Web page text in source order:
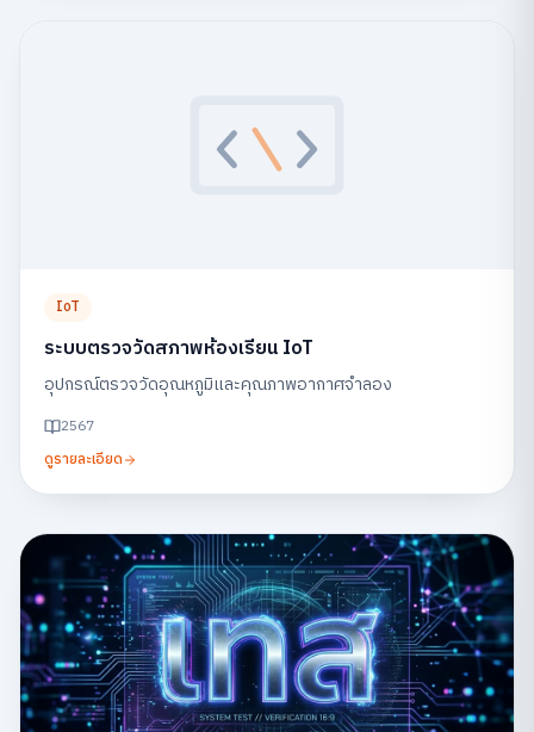
IoT
ระบบตรวจวัดสภาพห้องเรียน IoT
อุปกรณ์ตรวจวัดอุณหภูมิและคุณภาพอากาศจำลอง
2567
ดูรายละเอียด